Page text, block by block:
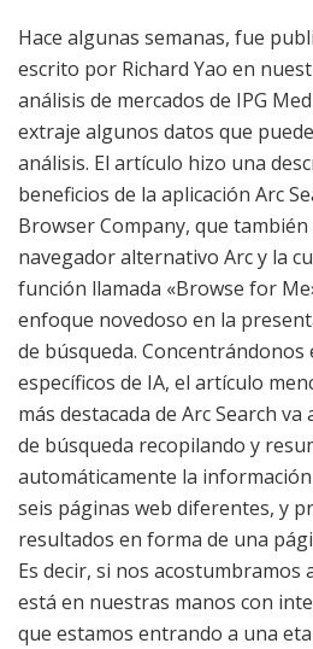
Hace algunas semanas, fue
escrito por Richard Yao en
análisis de mercados de IPG
extraje algunos datos que
análisis. El artículo hizo una
beneficios de la aplicación Arc
Browser Company, que
navegador alternativo Arc y la
función llamada «Browse for
enfoque novedoso en la
de búsqueda.
específicos de IA, el artículo
más destacada de Arc Search
de búsqueda recopilando y
automáticamente la
seis páginas web diferentes, y
resultados en forma de una
Es decir, si nos acostumbramos
está en nuestras manos con
que estamos entrando a una